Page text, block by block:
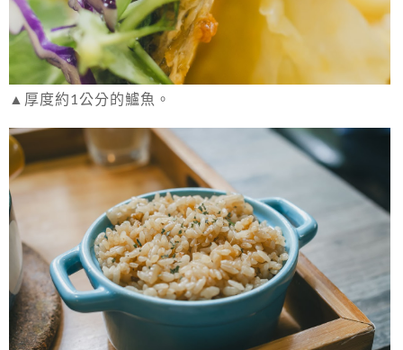
▲厚度約1公分的鱸魚。